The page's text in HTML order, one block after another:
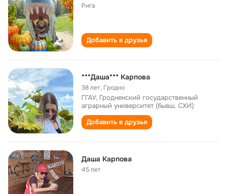
Рига
Добавить в друзья
***Даша*** Карпова
38 лет, Гродно
ГГАУ, Гродненский государственный
аграрный университет (бывш. СХИ)
Добавить в друзья
Даша Карпова
45 лет